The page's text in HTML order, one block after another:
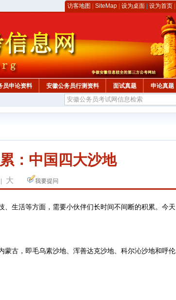
访客地图 SiteMap 设为桌面 设为首页
员申论资料 安徽公务员行测资料 面试真题 申论真题
：中国四大沙地
大 我要提问
生活等方面，需要小伙伴们长时间不间断的积累。今天
古，即毛乌素沙地、浑善达克沙地、科尔沁沙地和呼伦